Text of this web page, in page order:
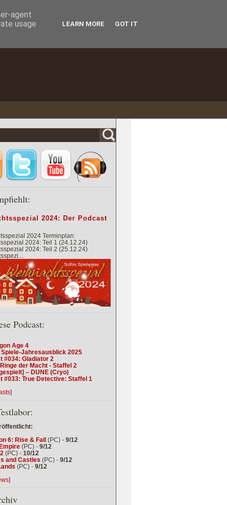
2024: Der Podcast
2024 Terminplan:
2024: Teil 1 (24.12.24)
2024: Teil 2 (25.12.24)
Podcast:
Age 4
Jahresausblick 2025
#034: Gladiator 2
der Macht - Staffel 2
– DUNE (Cryo)
#033: True Detective: Staffel 1
6: Rise & Fall (PC) - 9/12
(PC) - 9/12
(PC) - 10/12
and Castles (PC) - 9/12
(PC) - 9/12
agent
usage
LEARN MORE GOT IT